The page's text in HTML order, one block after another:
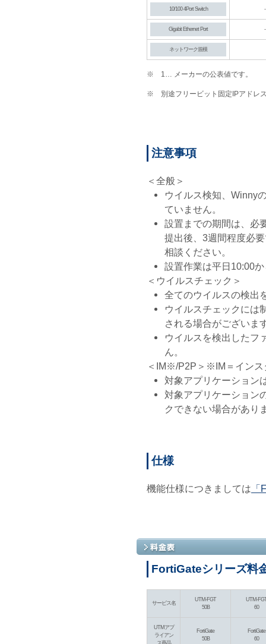
10/100 4Port Switch -
Gigabit Ethernet Port -
ネットワーク規模
※ 1… メーカーの公表値です。
※ 別途フリービット固定IPアドレ
注意事項
＜全般＞
ウイルス検知、Winny
ていません。
設置までの期間は、必
提出後、3週間程度必
相談ください。
設置作業は平日10:00
＜ウイルスチェック＞
全てのウイルスの検出
ウイルスチェックには
される場合がございま
ウイルスを検出したフ
ん。
＜IM※/P2P＞※IM＝インス
対象アプリケーション
対象アプリケーション
クできない場合があり
仕様
機能仕様につきましては
FortiGateシリーズ料
サービス名
UTM-FGT
50B
UTM-
60
UTMアプ
ライアン
ス商品
FortiGate
50B
FortiGate
60